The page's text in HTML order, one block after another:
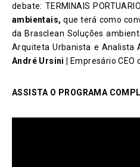
debate: TERMINAIS
ambientais,que terá como
da Brasclean Soluções
Arquiteta Urbanista e Analista
André Ursini |
Empresário CEO
ASSISTA O PROGRAMA